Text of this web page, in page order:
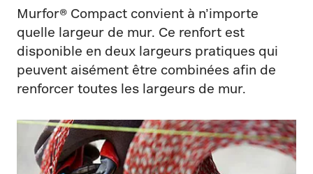
Murfor® Compact convient à n’importe
quelle largeur de mur. Ce renfort est
disponible en deux largeurs pratiques qui
peuvent aisément être combinées afin de
renforcer toutes les largeurs de mur.